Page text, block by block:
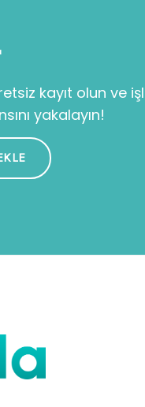
kayıt olun ve
yakalayın!